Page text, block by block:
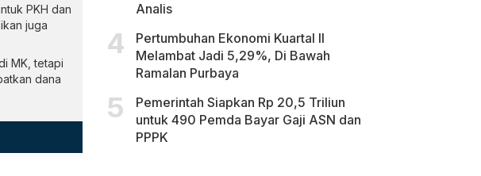
PKH dan
juga
MK, tetapi
dana
Analis
Pertumbuhan Ekonomi Kuartal II
Melambat Jadi 5,29%, Di Bawah
Ramalan Purbaya
Pemerintah Siapkan Rp 20,5 Triliun
untuk 490 Pemda Bayar Gaji ASN dan
PPPK